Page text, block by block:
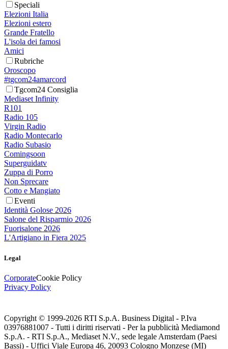
Speciali
Elezioni Italia
Elezioni estero
Grande Fratello
L'isola dei famosi
Amici
Rubriche
Oroscopo
#tgcom24amarcord
Tgcom24 Consiglia
Mediaset Infinity
R101
Radio 105
Virgin Radio
Radio Montecarlo
Radio Subasio
Comingsoon
Superguidatv
Zuppa di Porro
Non Sprecare
Cotto e Mangiato
Eventi
Identità Golose 2026
Salone del Risparmio 2026
Fuorisalone 2026
L'Artigiano in Fiera 2025
Legal
CorporateCookie Policy
Privacy Policy
Copyright © 1999-2026 RTI S.p.A. Business Digital - P.Iva
03976881007 - Tutti i diritti riservati - Per la pubblicità Mediamond
S.p.A. - RTI S.p.A., Mediaset N.V., sede legale Amsterdam (Paesi
Bassi) - Uffici Viale Europa 46, 20093 Cologno Monzese (MI)